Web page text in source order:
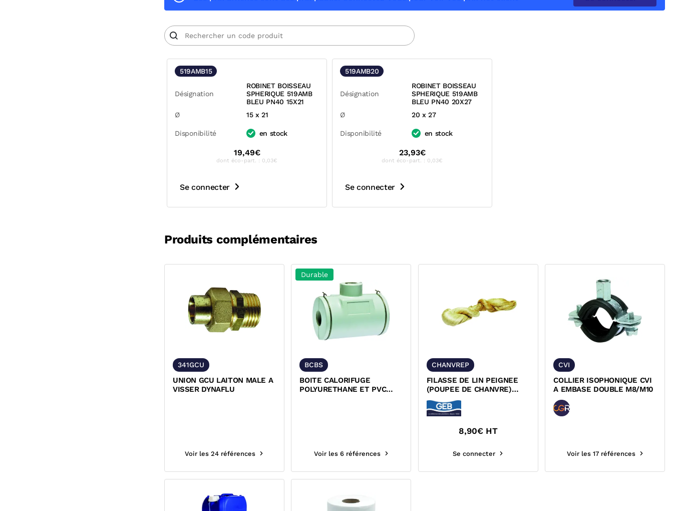
519AMB15
Désignation
ROBINET BOISSEAU
SPHERIQUE 519AMB
BLEU PN40 15X21
Ø
15 x 21
Disponibilité en stock
19,49€
dont éco-part. : 0,03€
Se connecter
519AMB20
Désignation
ROBINET BOISSEAU
SPHERIQUE 519AMB
BLEU PN40 20X27
Ø
20 x 27
Disponibilité en stock
23,93€
dont éco-part. : 0,03€
Se connecter
Produits complémentaires
341GCU
UNION GCU LAITON MALE A
VISSER DYNAFLU
Voir les 24 références
Durable
BCBS
BOITE CALORIFUGE
POLYURETHANE ET PVC
Voir les 6 références
CHANVREP
FILASSE DE LIN PEIGNEE
(POUPEE DE CHANVRE)
CHANVREP
8,90€ HT
Se connecter
CVI
COLLIER ISOPHONIQUE CVI
A EMBASE DOUBLE M8/M10
Voir les 17 références